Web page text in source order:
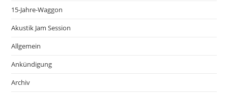
15-Jahre-Waggon
Akustik Jam Session
Allgemein
Ankündigung
Archiv